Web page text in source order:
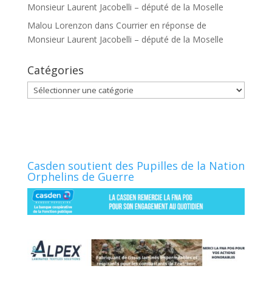
Monsieur Laurent Jacobelli – député de la Moselle
Malou Lorenzon dans Courrier en réponse de
Monsieur Laurent Jacobelli – député de la Moselle
Catégories
Catégories
Casden soutient des Pupilles de la Nation
Orphelins de Guerre